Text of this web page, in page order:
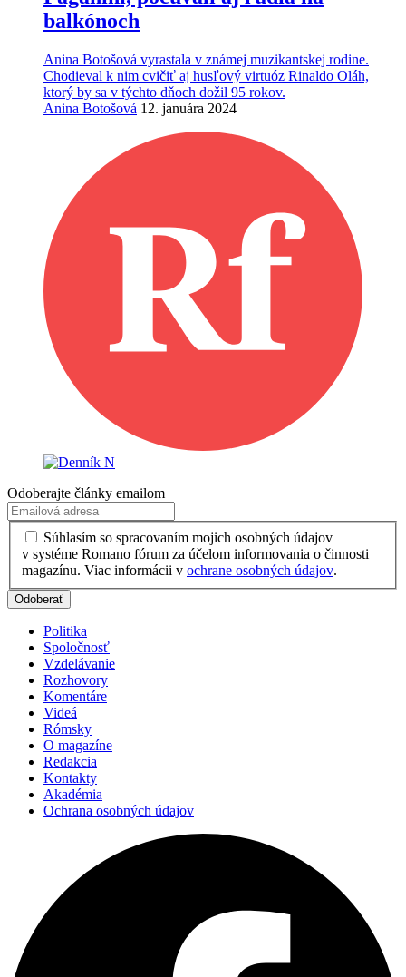
balkónoch
Anina Botošová vyrastala v známej muzikantskej rodine.
Chodieval k nim cvičiť aj husľový virtuóz Rinaldo Oláh,
ktorý by sa v týchto dňoch dožil 95 rokov.
Anina Botošová 12. januára 2024
Odoberajte články emailom
Súhlasím so spracovaním mojich osobných údajov
v systéme Romano fórum za účelom informovania o činnosti
magazínu. Viac informácii v ochrane osobných údajov.
Politika
Spoločnosť
Vzdelávanie
Rozhovory
Komentáre
Videá
Rómsky
O magazíne
Redakcia
Kontakty
Akadémia
Ochrana osobných údajov